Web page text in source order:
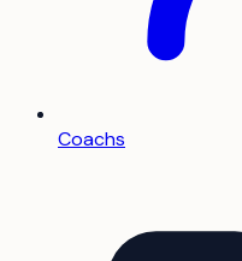
Coachs